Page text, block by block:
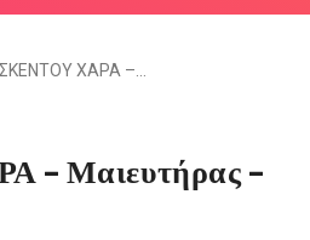
ΣΚΕΝΤΟΥ ΧΑΡΑ –…
– Μαιευτήρας –